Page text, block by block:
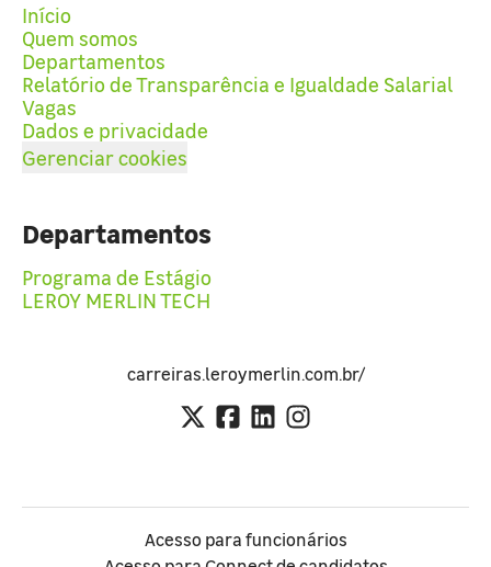
Início
Quem somos
Departamentos
Relatório de Transparência e Igualdade Salarial
Vagas
Dados e privacidade
Gerenciar cookies
Departamentos
Programa de Estágio
LEROY MERLIN TECH
carreiras.leroymerlin.com.br/
Acesso para funcionários